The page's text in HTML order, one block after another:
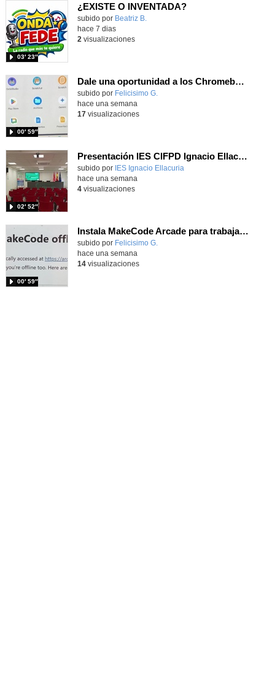
¿EXISTE O INVENTADA?
Contenido educativo.
subido por Beatriz B.
03′ 23″
hace 7 dias
2 visualizaciones
Dale una oportunidad a los Chromebooks y utiliza un proyector para realizar talleres si no tienes pantallas táctiles
Contenido educativo.
subido por Felicisimo G.
00′ 59″
hace una semana
17visualizaciones
Presentación IES CIFPD Ignacio Ellacuría
Contenido educativo.
subido por IES Ignacio Ellacuria
02′ 52″
hace una semana
4visualizaciones
Instala MakeCode Arcade para trabajar offline en tu tablet, ordenador, Chromebook
Contenido educativo.
subido por Felicisimo G.
00′ 59″
hace una semana
14visualizaciones